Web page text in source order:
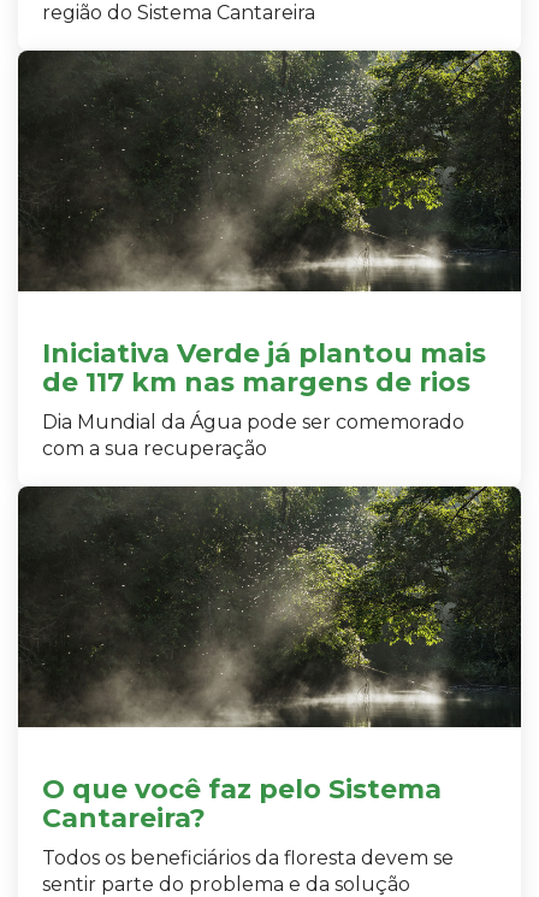
região do Sistema Cantareira
Iniciativa Verde já plantou mais
de 117 km nas margens de rios
Dia Mundial da Água pode ser comemorado
com a sua recuperação
O que você faz pelo Sistema
Cantareira?
Todos os beneficiários da floresta devem se
sentir parte do problema e da solução